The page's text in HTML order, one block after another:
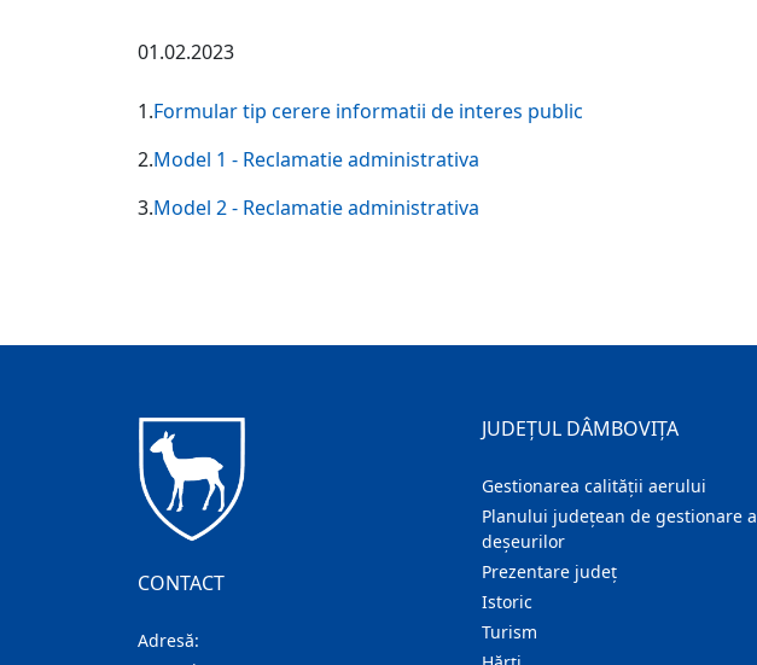
01.02.2023
1.Formular tip cerere informatii de interes public
2.Model 1 - Reclamatie administrativa
3.Model 2 - Reclamatie administrativa
CONTACT
Adresă:
JUDEȚUL DÂMBOVIȚA
Gestionarea calității aerului
Planului județean de gestionare a
deșeurilor
Prezentare judeţ
Istoric
Turism